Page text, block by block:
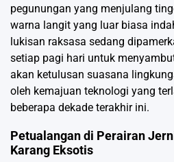
pegunungan yang menjulang
warna langit yang luar biasa
lukisan raksasa sedang
setiap pagi hari untuk
akan ketulusan suasana
oleh kemajuan teknologi yang
beberapa dekade terakhir ini.
Petualangan di Perairan
Karang Eksotis